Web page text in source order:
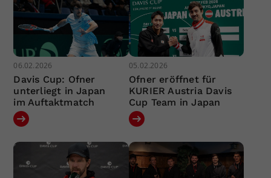
06.02.2026
Davis Cup: Ofner
unterliegt in Japan
im Auftaktmatch
05.02.2026
Ofner eröffnet für
KURIER Austria Davis
Cup Team in Japan